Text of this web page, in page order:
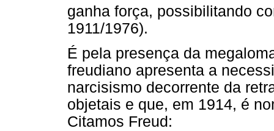
ganha força, possibilitando
1911/1976).
É pela presença da
freudiano apresenta a
narcisismo decorrente da
objetais e que, em 1914, é
Citamos Freud: